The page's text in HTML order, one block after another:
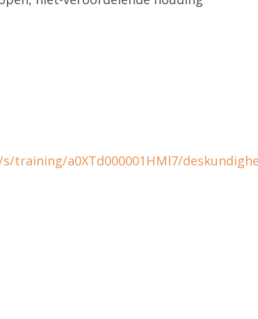
training/a0XTd000001HMl7/